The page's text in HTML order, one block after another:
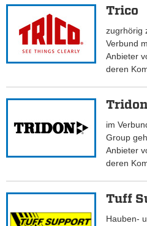
Trico
zugrhörig
Verbund
Anbieter
deren
im
Group
Anbieter
deren
Tuff
Hauben-